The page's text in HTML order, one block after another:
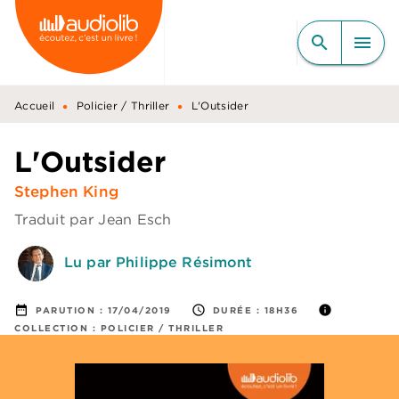
MENU RECHERCHE
CONTENU
PIED DE PAGE
search menu
Accueil • Policier / Thriller • L'Outsider
L'Outsider
Stephen King
Traduit parJean Esch
Lu par Philippe Résimont
date_range PARUTION : 17/04/2019 access_time DURÉE : 18H36 info
COLLECTION : POLICIER / THRILLER